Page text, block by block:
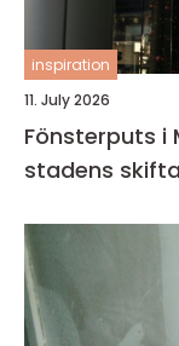
inspiration
11. July 2026
Fönsterputs i
stadens